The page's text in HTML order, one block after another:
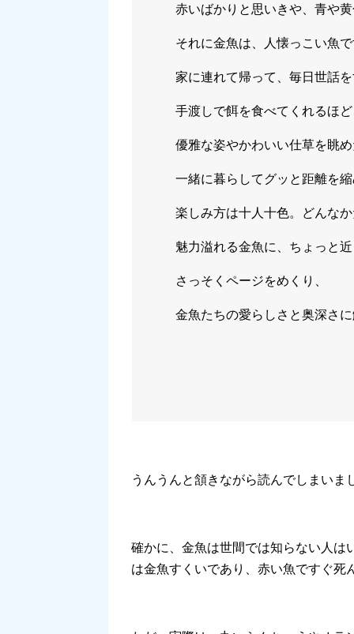
赤いばかりと思いきや、青や
それに金魚は、人懐っこい魚
家に連れて帰って、毎日世話
手渡しで餌を食べてくれるほ
優雅な姿やかわいい仕草を眺
一緒に暮らしてグッと距離を
楽しみ方は十人十色。どんな
魅力溢れる金魚に、ちょっと
さっそくページをめくり、
金魚たちの愛らしさと奥深さ
うんうんと頷きながら読んでしまいま
確かに、金魚は世間では知らない人は
は金魚すくいであり、赤い魚ですぐ死